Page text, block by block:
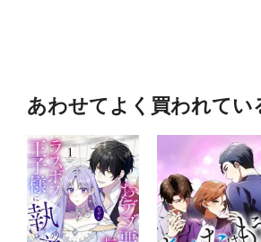
あわせてよく買われてい